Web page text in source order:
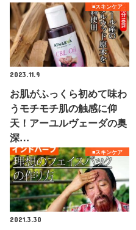
■スキンケア
2023.11.9
お肌がふっくら初めて味わ
うモチモチ肌の触感に仰
天！アーユルヴェーダの奥
深…
■スキンケア
2021.3.30